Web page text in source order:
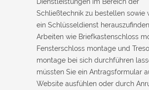
Schließtechnik zu bestellen sowie
ein Schlüsseldienst
Arbeiten wie Briefkastenschloss
Fensterschloss montage und
montage bei sich durchführen
müssten Sie ein Antragsformular
Website ausfühlen oder durch